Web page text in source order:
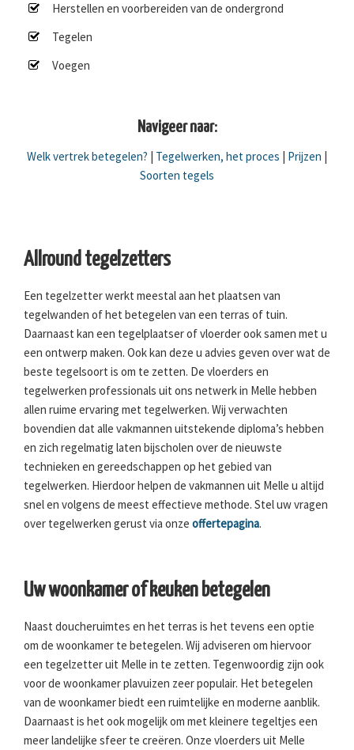
Herstellen en voorbereiden van de ondergrond
Tegelen
Voegen
Navigeer naar:
Welk vertrek betegelen? Tegelwerken, het proces Prijzen
Soorten tegels
Allround tegelzetters
Een tegelzetter werkt meestal aan het plaatsen van
tegelwanden of het betegelen van een terras of tuin.
Daarnaast kan een tegelplaatser of vloerder ook samen met u
een ontwerp maken. Ook kan deze u advies geven over wat de
beste tegelsoort is om te zetten. De vloerders en
tegelwerken professionals uit ons netwerk in Melle hebben
allen ruime ervaring met tegelwerken. Wij verwachten
bovendien dat alle vakmannen uitstekende diploma’s hebben
en zich regelmatig laten bijscholen over de nieuwste
technieken en gereedschappen op het gebied van
tegelwerken. Hierdoor helpen de vakmannen uit Melle u altijd
snel en volgens de meest effectieve methode. Stel uw vragen
over tegelwerken gerust via onze offertepagina.
Uw woonkamer of keuken betegelen
Naast doucheruimtes en het terras is het tevens een optie
om de woonkamer te betegelen. Wij adviseren om hiervoor
een tegelzetter uit Melle in te zetten. Tegenwoordig zijn ook
voor de woonkamer plavuizen zeer populair. Het betegelen
van de woonkamer biedt een ruimtelijke en moderne aanblik.
Daarnaast is het ook mogelijk om met kleinere tegeltjes een
meer landelijke sfeer te creëren. Onze vloerders uit Melle